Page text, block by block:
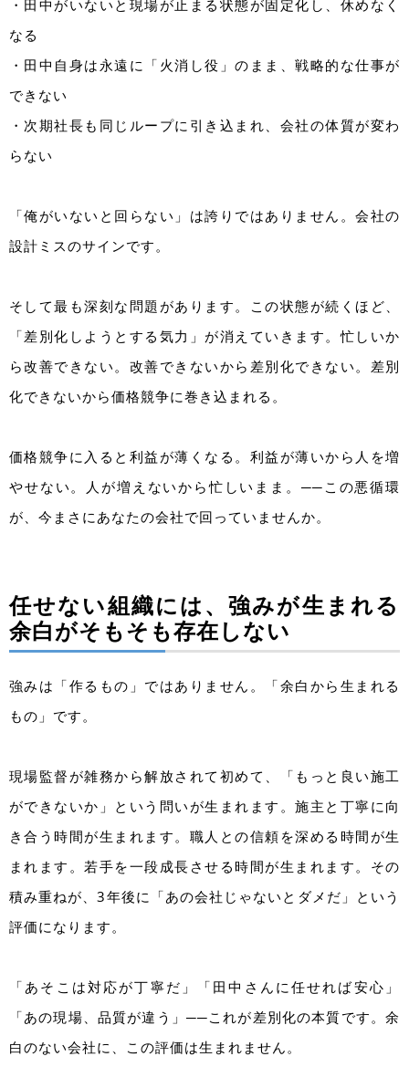
・田中がいないと現場が止まる状態が固定化し、休めなく
なる
・田中自身は永遠に「火消し役」のまま、戦略的な仕事が
できない
・次期社長も同じループに引き込まれ、会社の体質が変わ
らない
「俺がいないと回らない」は誇りではありません。会社の
設計ミスのサインです。
そして最も深刻な問題があります。この状態が続くほど、
「差別化しようとする気力」が消えていきます。忙しいか
ら改善できない。改善できないから差別化できない。差別
化できないから価格競争に巻き込まれる。
価格競争に入ると利益が薄くなる。利益が薄いから人を増
やせない。人が増えないから忙しいまま。──この悪循環
が、今まさにあなたの会社で回っていませんか。
任せない組織には、強みが生まれる
余白がそもそも存在しない
強みは「作るもの」ではありません。「余白から生まれる
もの」です。
現場監督が雑務から解放されて初めて、「もっと良い施工
ができないか」という問いが生まれます。施主と丁寧に向
き合う時間が生まれます。職人との信頼を深める時間が生
まれます。若手を一段成長させる時間が生まれます。その
積み重ねが、3年後に「あの会社じゃないとダメだ」という
評価になります。
「あそこは対応が丁寧だ」「田中さんに任せれば安心」
「あの現場、品質が違う」──これが差別化の本質です。余
白のない会社に、この評価は生まれません。